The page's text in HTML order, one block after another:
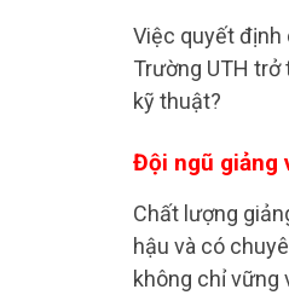
Việc quyết định
Trường UTH
kỹ thuật?
Đội ngũ giảng
Chất lượng
hậu và có
không chỉ vững